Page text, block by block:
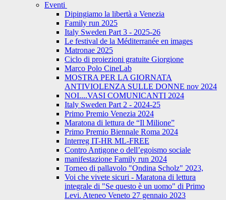
Eventi
Dipingiamo la libertà a Venezia
Family run 2025
Italy Sweden Part 3 - 2025-26
Le festival de la Méditerranée en images
Matronae 2025
Ciclo di proiezioni gratuite Giorgione
Marco Polo CineLab
MOSTRA PER LA GIORNATA
ANTIVIOLENZA SULLE DONNE nov 2024
NOI....VASI COMUNICANTI 2024
Italy Sweden Part 2 - 2024-25
Primo Premio Venezia 2024
Maratona di lettura de “Il Milione”
Primo Premio Biennale Roma 2024
Interreg IT-HR ML-FREE
Contro Antigone o dell’egoismo sociale
manifestazione Family run 2024
Torneo di pallavolo "Ondina Scholz" 2023,
Voi che vivete sicuri - Maratona di lettura
integrale di "Se questo è un uomo" di Primo
Levi. Ateneo Veneto 27 gennaio 2023